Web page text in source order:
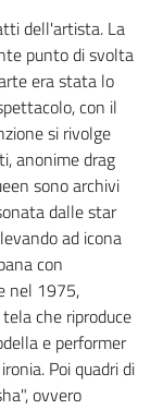
dell'artista. La
punto di svolta
era stata lo
con il
si rivolge
anonime drag
sono archivi
dalle star
ad icona
con
nel 1975,
che riproduce
e performer
Poi quadri di
ovvero